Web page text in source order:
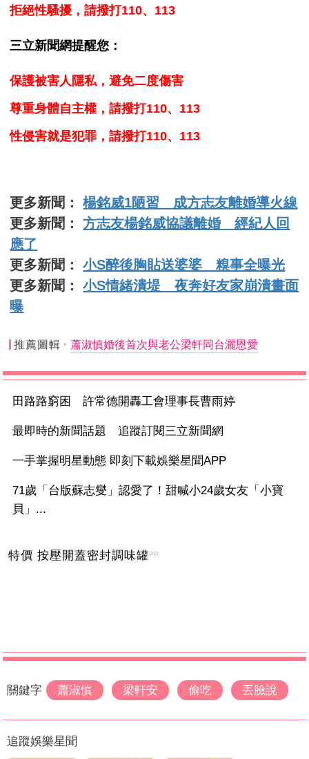
拒絕性騷擾，請撥打110、113
三立新聞網提醒您：
保護被害人隱私，避免二度傷害
尊重身體自主權，請撥打110、113
性侵害就是犯罪，請撥打110、113
更多新聞：楊銘威1陋習 成方志友離婚導火線
更多新聞：方志友楊銘威協議離婚 經紀人回
應了
更多新聞：小S醉後胸貼送婆婆 糗事全曝光
更多新聞：小S情緒潰堤 夜奔好友家崩潰畫面
曝
推薦圖輯 蕭淑慎婚後首次與老公梁軒同台灑恩愛
田路路窮困 許常德開轟工會理事長曹雨婷
最即時的新聞話題 追蹤訂閱三立新聞網
一手掌握明星動態 即刻下載娛樂星聞APP
71歲「台版蘇志燮」認愛了！甜喊小24歲女友「小寶
貝」...
特價 按壓開蓋密封調味罐PR
關鍵字 蕭淑慎 梁軒安 偷吃 丟臉說
追蹤娛樂星聞